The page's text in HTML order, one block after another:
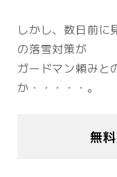
しかし、数日前に
の落雪対策が
ガードマン頼みと
か・・・・・。
無